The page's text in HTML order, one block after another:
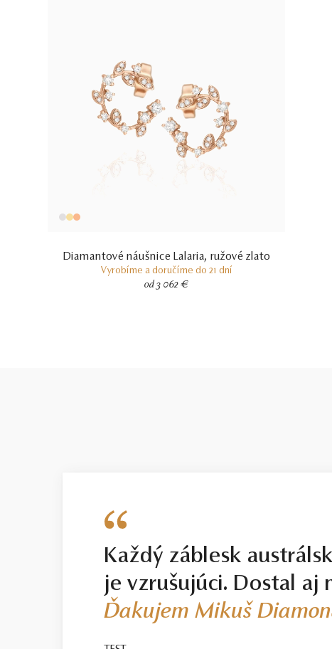
Diamantové náušnice Lalaria, ružové zlato
Vyrobíme a doručíme do 21 dní
od 3 062 €
Každý záblesk
je vzrušujúci. Dostal aj
Ďakujem Mikuš